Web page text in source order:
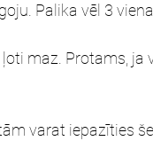
Palika vēl 3
maz. Protams,
varat iepazīties